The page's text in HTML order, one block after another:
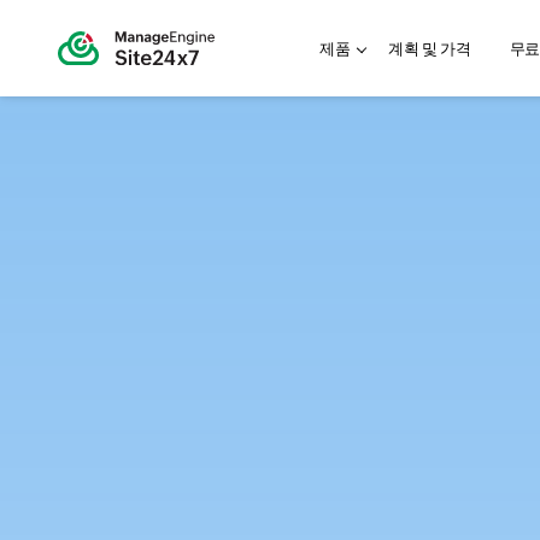
제품 계획 및 가격 무